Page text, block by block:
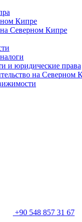
Кипре
Северном Кипре
и юридические права
на Северном
+90 548 857 31 67